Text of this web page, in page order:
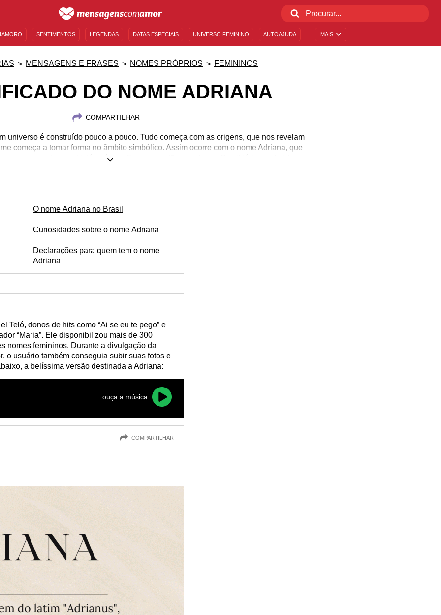
MAIS
SENTIMENTOS LEGENDAS DATAS ESPECIAIS UNIVERSO FEMININO AUTOAJUDA
MENSAGENS E FRASES NOMES PRÓPRIOS FEMININOS
DO NOME ADRIANA
COMPARTILHAR
universo é construído pouco a pouco. Tudo começa com as origens, que nos revelam
começa a tomar forma no âmbito simbólico. Assim ocorre com o nome Adriana, que
por causa de uma história única. Esse nome tão popular no Brasil já foi conferido a
você pode conferir em nosso conteúdo, além de curiosidades, informações inusitadas
uma Adriana especial. Saiba mais sobre o significado do nome Adriana.
O nome Adriana no Brasil
Curiosidades sobre o nome Adriana
Declarações para quem tem o nome
Adriana
Teló, donos de hits como “Ai se eu te pego” e
“Maria”. Ele disponibilizou mais de 300
nomes femininos. Durante a divulgação da
o usuário também conseguia subir suas fotos e
a belíssima versão destinada a Adriana:
ouça a música
COMPARTILHAR